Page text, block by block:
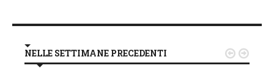
NELLE SETTIMANE PRECEDENTI  